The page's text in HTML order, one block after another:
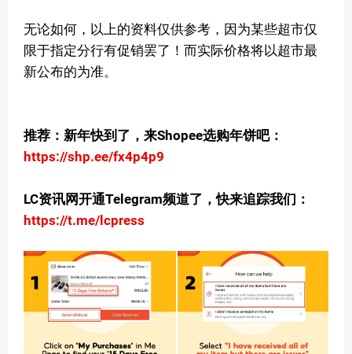
无论如何，以上的资料仅供参考，因为某些超市仅
限于指定分行有促销罢了！而实际价格将以超市最
新公布的为准。
推荐：新年快到了，来Shopee选购年饼吧：
https://shp.ee/fx4p4p9
LC资讯网开通Telegram频道了，快来追踪我们：
https://t.me/lcpress